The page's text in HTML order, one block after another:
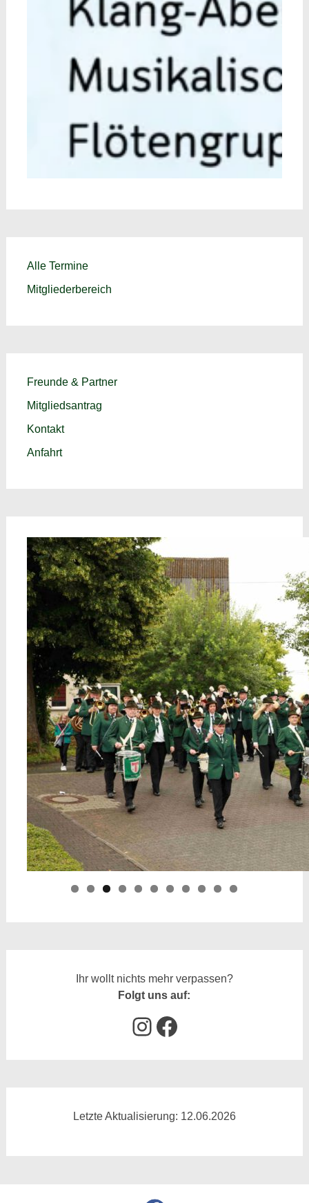
Alle Termine
Mitgliederbereich
Freunde & Partner
Mitgliedsantrag
Kontakt
Anfahrt
Ihr wollt nichts mehr verpassen?
Folgt uns auf:
Instagram
Facebook
Letzte Aktualisierung: 12.06.2026